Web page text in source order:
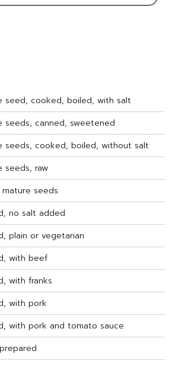
seed, cooked, boiled, with salt
seeds, canned, sweetened
seeds, cooked, boiled, without salt
seeds, raw
mature seeds
no salt added
plain or vegetarian
with beef
with franks
with pork
with pork and tomato sauce